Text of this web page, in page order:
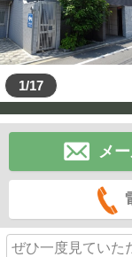
1/17
メ
ぜひ一度見ていた